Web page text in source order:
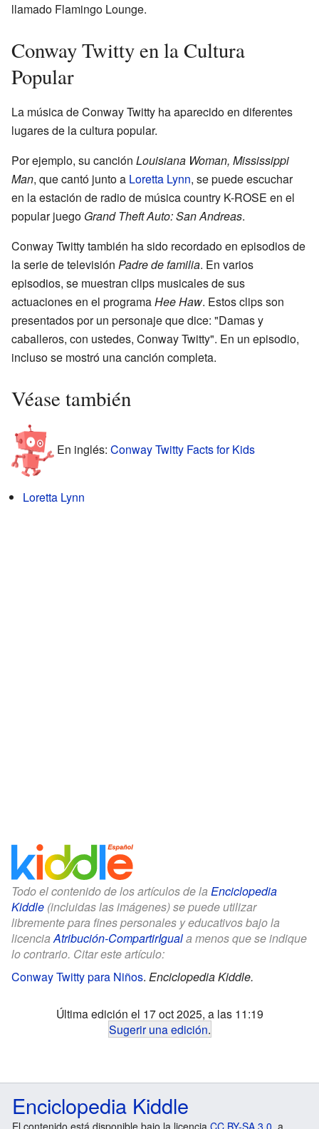
llamado Flamingo Lounge.
Conway Twitty en la Cultura
Popular
La música de Conway Twitty ha aparecido en diferentes
lugares de la cultura popular.
Por ejemplo, su canción Louisiana Woman, Mississippi
Man, que cantó junto a Loretta Lynn, se puede escuchar
en la estación de radio de música country K-ROSE en el
popular juego Grand Theft Auto: San Andreas.
Conway Twitty también ha sido recordado en episodios de
la serie de televisión Padre de familia. En varios
episodios, se muestran clips musicales de sus
actuaciones en el programaHee Haw. Estos clips son
presentados por un personaje que dice: "Damas y
caballeros, con ustedes, Conway Twitty". En un episodio,
incluso se mostró una canción completa.
Véase también
En inglés: Conway Twitty Facts for Kids
Loretta Lynn
Todo el contenido de los artículos de la Enciclopedia
Kiddle (incluidas las imágenes) se puede utilizar
libremente para fines personales y educativos bajo la
licenciaAtribución-CompartirIguala menos que se indique
lo contrario. Citar este artículo:
Conway Twitty para Niños. Enciclopedia Kiddle.
Última edición el 17 oct 2025, a las 11:19
Sugerir una edición.
Enciclopedia Kiddle